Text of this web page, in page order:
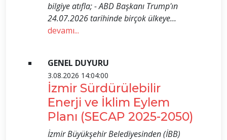
bilgiye atıfla; - ABD Başkanı Trump'ın
24.07.2026 tarihinde birçok ülkeye...
devamı...
GENEL DUYURU
3.08.2026 14:04:00
İzmir Sürdürülebilir
Enerji ve İklim Eylem
Planı (SECAP 2025-2050)
İzmir Büyükşehir Belediyesinden (İBB)